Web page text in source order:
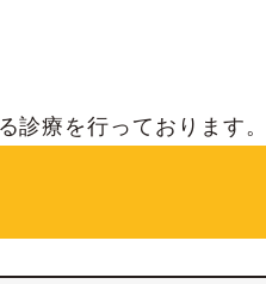
診療を行っております。